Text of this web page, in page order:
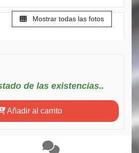
Mostrar todas las fotos
de las existencias..
Añadir al carrito